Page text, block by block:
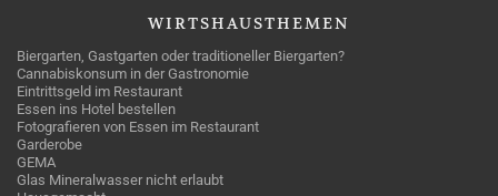
WIRTSHAUSTHEMEN
Biergarten, Gastgarten oder traditioneller Biergarten?
Cannabiskonsum in der Gastronomie
Eintrittsgeld im Restaurant
Essen ins Hotel bestellen
Fotografieren von Essen im Restaurant
Garderobe
GEMA
Glas Mineralwasser nicht erlaubt